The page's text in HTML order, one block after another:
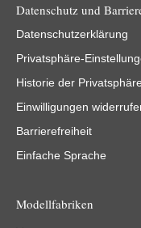
Datenschutz und
Datenschutzerklärung
Privatsphäre-
Historie der
Einwilligungen
Barrierefreiheit
Einfache Sprache
Modellfabriken